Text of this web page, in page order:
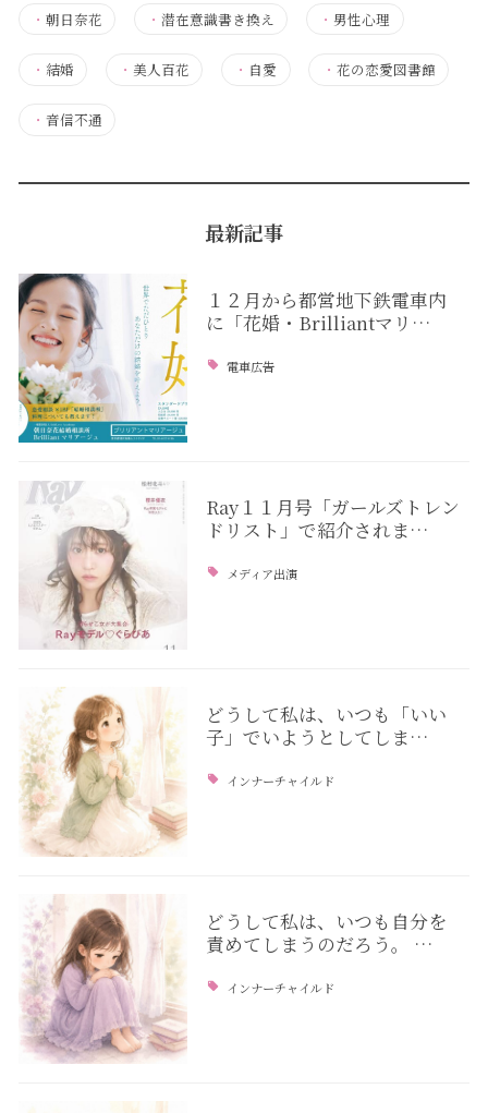
・ 朝日奈花 ・潜在意識書き換え ・ 男性心理
・ 結婚 ・美人百花 ・ 自愛 ・ 花の恋愛図書館
・ 音信不通
最新記事
１２月から都営地下鉄電車内
に「花婚・Brilliantマリ…
電車広告
Ray１１月号「ガールズトレン
ドリスト」で紹介されま…
メディア出演
どうして私は、いつも「いい
子」でいようとしてしま…
インナーチャイルド
どうして私は、いつも自分を
責めてしまうのだろう。 …
インナーチャイルド